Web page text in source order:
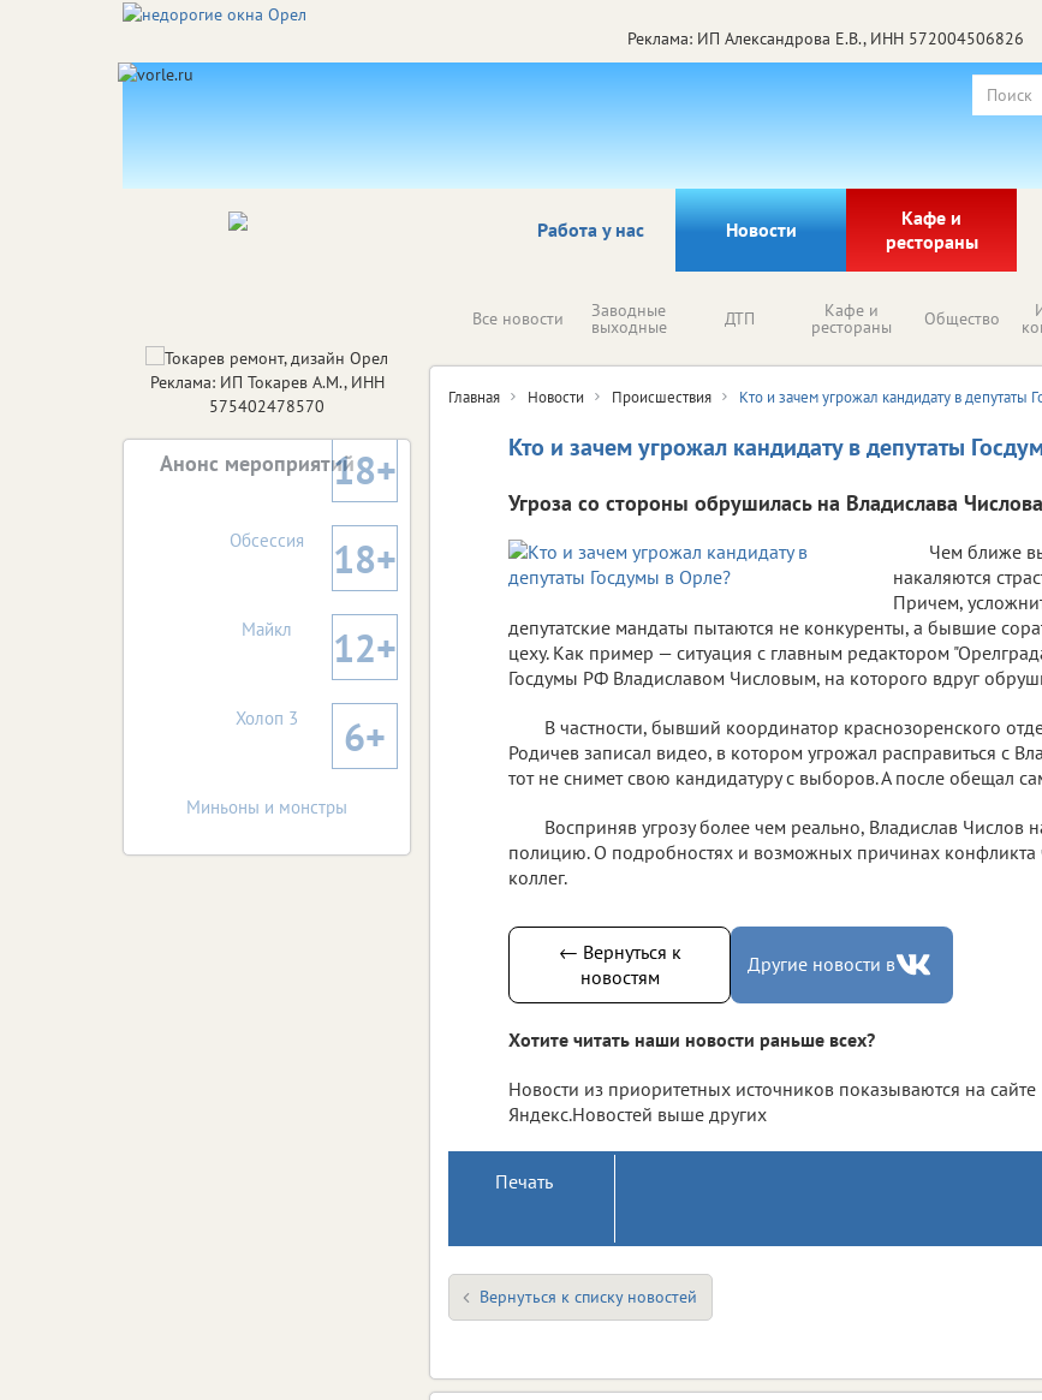
Реклама: ИП Александрова Е.В., ИНН 572004506826
Работа у нас Новости
Кафе и
рестораны
Все новости Заводные
выходные ДТП Кафе и
рестораны Общество
Главная Новости Происшествия Кто и зачем угрожал кандидату в депутаты
Кто и зачем угрожал кандидату в депутаты
Угроза со стороны обрушилась на Владислава
Чем ближе
накаляются
Причем,
депутатские мандаты пытаются не конкуренты, а бывшие
цеху. Как пример — ситуация с главным редактором
Госдумы РФ Владиславом Числовым, на которого вдруг
В частности, бывший координатор краснозоренского
Родичев записал видео, в котором угрожал расправиться с
тот не снимет свою кандидатуру с выборов. А после обещал
Восприняв угрозу более чем реально, Владислав Числов
полицию. О подробностях и возможных причинах конфликта
коллег.
← Вернуться к
новостям
Другие новости в
Хотите читать наши новости раньше всех?
Новости из приоритетных источников показываются на сайте
Яндекс.Новостей выше других
Печать
Вернуться к списку новостей
Реклама: ИП Токарев А.М., ИНН
575402478570
Анонс мероприятий18+
Обсессия 18+
Майкл 12+
Холоп 3 6+
Миньоны и монстры